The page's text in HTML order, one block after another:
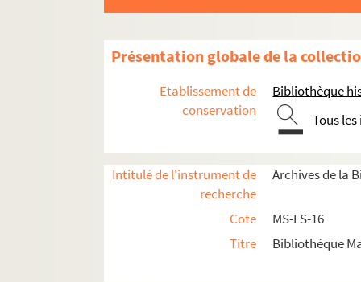
Présentation globale de la
Etablissement de
conservation
Bibliothèque
Tous
Intitulé de l'instrument de
recherche
Archives de la
Cote
MS-FS-16
Titre
Bibliothèque